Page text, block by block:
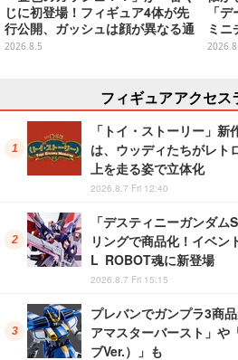
じに初登場！フィギュア4体が先
行公開、ガッシュは顔が異なる通
常/ザケルver.の2種
2026.8.5
「
ミニ
が流
フィギュアアクセス
「トイ・ストーリー」
は、ウッディたちがレト
上を走る姿で立体化
2026.8.7 Fri 12:40
「デスティニーガンダ
リングで商品化！イベン
L ROBOT魂に新登場
2026.8.7 Fri 15:15
プレバンでガンプラ3商
アマスターバースト」や
ブVer.）」も